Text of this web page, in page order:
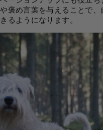
褒め言葉を与えることで、
るようになります。